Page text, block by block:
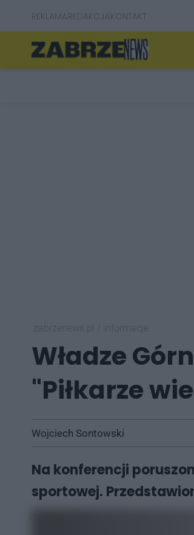
REKLAMAREDAKCJAKONTAKT
Władze
"Piłkarze
Wojciech Sontowski
Na konferencji
sportowej.